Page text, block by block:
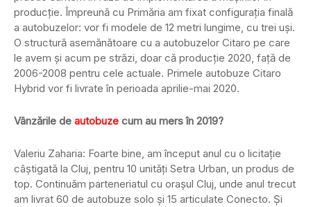
producție. Împreună cu Primăria am fixat configurația finală
a autobuzelor: vor fi modele de 12 metri lungime, cu trei uși.
O structură asemănătoare cu a autobuzelor Citaro pe care
le avem și acum pe străzi, doar că producție 2020, față de
2006-2008 pentru cele actuale. Primele autobuze Citaro
Hybrid vor fi livrate în perioada aprilie-mai 2020.
Vânzările de autobuze cum au mers în 2019?
Valeriu Zaharia: Foarte bine, am început anul cu o licitație
câștigată la Cluj, pentru 10 unități Setra Urban, un produs de
top. Continuăm parteneriatul cu orașul Cluj, unde anul trecut
am livrat 60 de autobuze solo și 15 articulate Conecto. Și